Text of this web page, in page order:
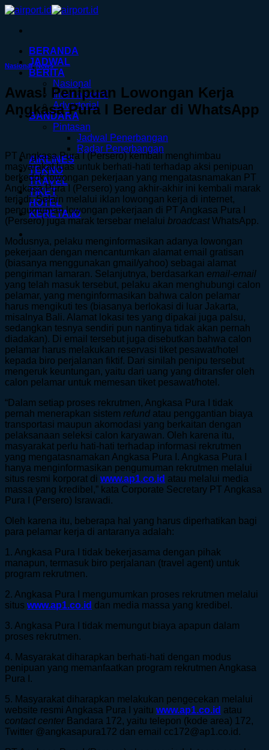
Skip
content
BERANDA
JADWAL
BERITA
Nasional
Internasional
Advertorial
BANDARA
Pintasan
Jadwal Penerbangan
Radar Penerbangan
AIRLINES
TEKNO
TRAVEL
TIKET
HOTEL
KERETA.ID
Nasional,News
Awas! Penipuan Lowongan Kerja
Angkasa Pura I Beredar di WhatsApp
PT Angkasa Pura I (Persero) kembali menghimbau
masyarakat luas untuk berhati-hati terhadap aksi penipuan
berkedok lowongan pekerjaan yang mengatasnamakan PT
Angkasa Pura I (Persero) yang akhir-akhir ini kembali marak
terjadi. Selain melalui iklan lowongan kerja di internet,
pengumuman lowongan pekerjaan di PT Angkasa Pura I
(Persero) juga marak tersebar melalui broadcastWhatsApp.
Modusnya, pelaku menginformasikan adanya lowongan
pekerjaan dengan mencantumkan alamat email gratisan
(biasanya menggunakan gmail/yahoo) sebagai alamat
pengiriman lamaran. Selanjutnya, berdasarkan email-email
yang telah masuk tersebut, pelaku akan menghubungi calon
pelamar, yang menginformasikan bahwa calon pelamar
harus mengikuti tes (biasanya berlokasi di luar Jakarta,
misalnya Bali. Alamat lokasi tes yang dipakai juga palsu,
sedangkan tesnya sendiri pun nantinya tidak akan pernah
diadakan). Di email tersebut juga disebutkan bahwa calon
pelamar harus melakukan reservasi tiket pesawat/hotel
kepada biro perjalanan fiktif. Dari sinilah penipu tersebut
mengeruk keuntungan, yaitu dari uang yang ditransfer oleh
calon pelamar untuk memesan tiket pesawat/hotel.
“Dalam setiap proses rekrutmen, Angkasa Pura I tidak
pernah menerapkan sistem refund atau penggantian biaya
transportasi maupun akomodasi yang berkaitan dengan
pelaksanaan seleksi calon karyawan. Oleh karena itu,
masyarakat perlu hati-hati terhadap informasi rekrutmen
yang mengatasnamakan Angkasa Pura I. Angkasa Pura I
hanya menginformasikan pengumuman rekrutmen melalui
situs resmi korporat di www.ap1.co.id atau melalui media
massa yang kredibel,” kata Corporate Secretary PT Angkasa
Pura I (Persero) Israwadi.
Oleh karena itu, beberapa hal yang harus diperhatikan bagi
para pelamar kerja di antaranya adalah:
1. Angkasa Pura I tidak bekerjasama dengan pihak
manapun, termasuk biro perjalanan (travel agent) untuk
program rekrutmen.
2. Angkasa Pura I mengumumkan proses rekrutmen melalui
situs www.ap1.co.id dan media massa yang kredibel.
3. Angkasa Pura I tidak memungut biaya apapun dalam
proses rekrutmen.
4. Masyarakat diharapkan berhati-hati dengan modus
penipuan yang memanfaatkan program rekrutmen Angkasa
Pura I.
5. Masyarakat diharapkan melakukan pengecekan melalui
website resmi Angkasa Pura I yaitu www.ap1.co.id atau
contact centerBandara 172, yaitu telepon (kode area) 172,
Twitter @angkasapura172 dan email cc172@ap1.co.id.